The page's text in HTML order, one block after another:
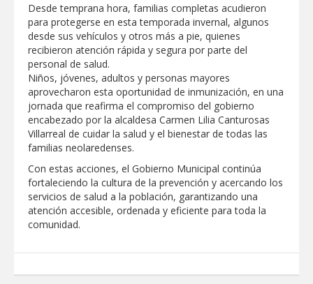
GARANTIZAR UN MEJOR SERVICIO DE
AGUA POTABLE
Facilita DIF Tamaulipas trámite de
credencial y placas de circulación para
personas con discapacidad
CARMEN LILIA CANTUROSAS
CONSOLIDA A NUEVO LAREDO COMO
REFERENTE DE ENERGÍA LIMPIA EN
TAMAULIPAS
Destacó Alcalde Carlos Peña Ortiz
respuesta inmediata de servicios
municipales ante tormenta
La UAT, Gobierno del Estado y
ganaderos consolidan proyecto “Carne
Tam
CAMPAÑA DE TAMIZAJE AUDITIVO
Desde temprana hora, familias completas acudieron
para protegerse en esta temporada invernal, algunos
desde sus vehículos y otros más a pie, quienes
recibieron atención rápida y segura por parte del
personal de salud.
Niños, jóvenes, adultos y personas mayores
aprovecharon esta oportunidad de inmunización, en una
jornada que reafirma el compromiso del gobierno
encabezado por la alcaldesa Carmen Lilia Canturosas
Villarreal de cuidar la salud y el bienestar de todas las
familias neolaredenses.
Con estas acciones, el Gobierno Municipal continúa
fortaleciendo la cultura de la prevención y acercando los
servicios de salud a la población, garantizando una
atención accesible, ordenada y eficiente para toda la
comunidad.